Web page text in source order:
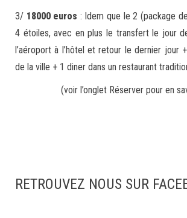
3/ 18000 euros : Idem que le 2 (package
4 étoiles, avec en plus le transfert le jour
l’aéroport à l’hôtel et retour le dernier jour
de la ville + 1 diner dans un restaurant
(voir l’onglet Réserver pour en
RETROUVEZ NOUS SUR